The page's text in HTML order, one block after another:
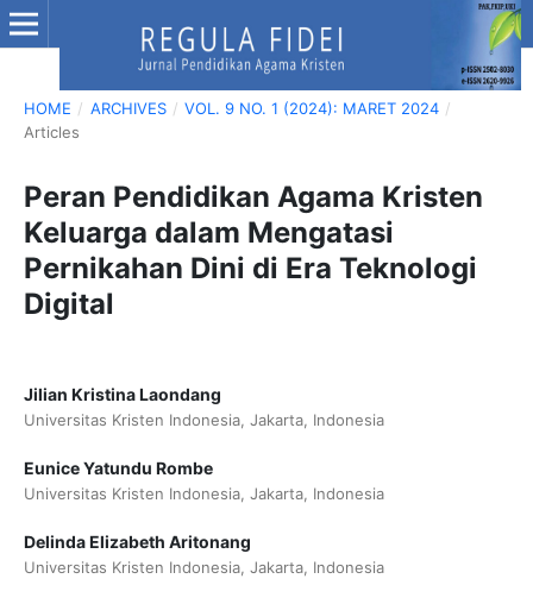
HOME / ARCHIVES / VOL. 9 NO. 1 (2024): MARET 2024 /
Articles
Peran Pendidikan Agama Kristen
Keluarga dalam Mengatasi
Pernikahan Dini di Era Teknologi
Digital
Jilian Kristina Laondang
Universitas Kristen Indonesia, Jakarta, Indonesia
Eunice Yatundu Rombe
Universitas Kristen Indonesia, Jakarta, Indonesia
Delinda Elizabeth Aritonang
Universitas Kristen Indonesia, Jakarta, Indonesia